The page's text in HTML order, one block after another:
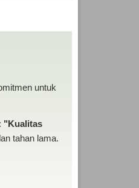
untuk
"Kualitas
tahan lama.